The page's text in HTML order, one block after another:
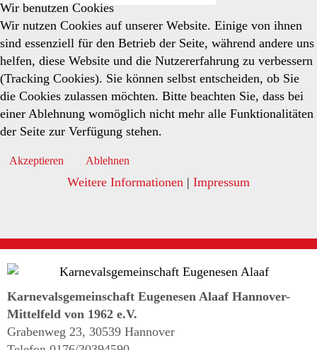
Karnevalsgemeinschaft Eugenesen Alaaf Hannover-
Mittelfeld von 1962 e.V.
Grabenweg 23, 30539 Hannover
Wir benutzen Cookies
Wir nutzen Cookies auf unserer Website. Einige von ihnen
sind essenziell für den Betrieb der Seite, während andere uns
helfen, diese Website und die Nutzererfahrung zu verbessern
(Tracking Cookies). Sie können selbst entscheiden, ob Sie
die Cookies zulassen möchten. Bitte beachten Sie, dass bei
einer Ablehnung womöglich nicht mehr alle Funktionalitäten
der Seite zur Verfügung stehen.
Akzeptieren Ablehnen
Weitere Informationen | Impressum